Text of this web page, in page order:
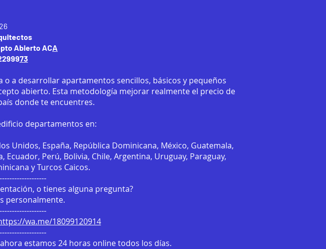
Abierto ACA
73
a desarrollar apartamentos sencillos, básicos y pequeños
abierto. Esta metodología mejorar realmente el precio de
donde te encuentres.
departamentos en:
Unidos, España, República Dominicana, México, Guatemala,
Ecuador, Perú, Bolivia, Chile, Argentina, Uruguay, Paraguay,
y Turcos Caicos.
o tienes alguna pregunta?
personalmente.
wa.me/18099120914
estamos 24 horas online todos los días.